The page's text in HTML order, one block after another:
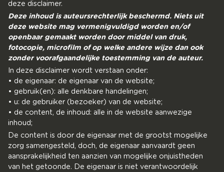
deze disclaimer.
Deze inhoud is auteursrechterlijk beschermd. Niets uit
deze website mag vermenigvuldigd worden en/of
openbaar gemaakt worden door middel van druk,
fotocopie, microfilm of op welke andere wijze dan ook
zonder voorafgaandelijke toestemming van de auteur.
In deze disclaimer wordt verstaan onder:
• de eigenaar: de eigenaar van de website;
• gebruik(en): alle denkbare handelingen;
• u: de gebruiker (bezoeker) van de website;
• de content, de inhoud: alle in de website aanwezige
inhoud;
De content is door de eigenaar met de grootst mogelijke
zorg samengesteld, doch, de eigenaar aanvaardt geen
aansprakelijkheid ten aanzien van mogelijke onjuistheden
van het getoonde. De eigenaar is niet verantwoordelijk